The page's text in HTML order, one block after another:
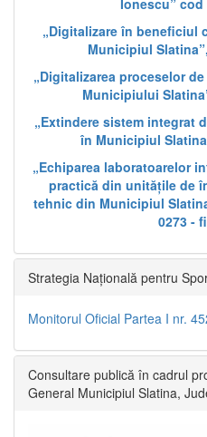
„Digitalizare în beneficiul
Municipiul
„Digitalizarea proceselor
Municipiului
„Extindere sistem integrat
în Municipiul
„Echiparea laboratoarelor
practică din unitățile de
tehnic din Municipiul
0273 -
Strategia Națională pentru
Monitorul Oficial Partea I nr.
Consultare publică în cadrul
General Municipiul Slatina,